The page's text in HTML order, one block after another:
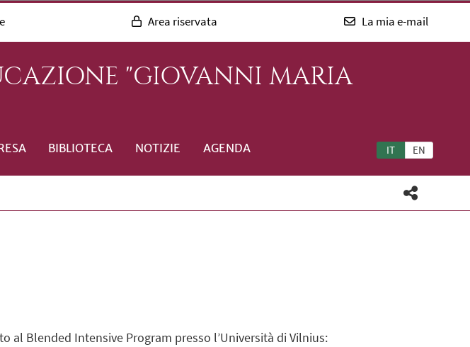
Area riservata La mia e-mail
"GIOVANNI MARIA
IT EN
BIBLIOTECA NOTIZIE AGENDA
Blended Intensive Program presso l’Università di Vilnius: